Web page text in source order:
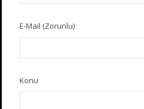
E-Mail (Zorunlu)
Konu